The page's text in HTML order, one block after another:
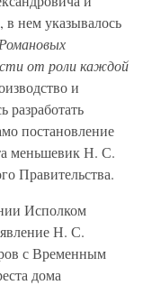
нем указывалось
от роли каждой
и
разработать
постановление
меньшевик Н. С.
Правительства.
Исполком
Н. С.
с Временным
дома